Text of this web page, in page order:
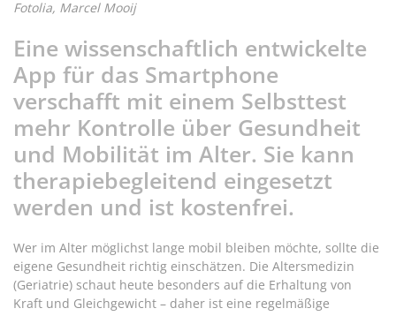
Fotolia, Marcel Mooij
Eine wissenschaftlich entwickelte
App für das Smartphone
verschafft mit einem Selbsttest
mehr Kontrolle über Gesundheit
und Mobilität im Alter. Sie kann
therapiebegleitend eingesetzt
werden und ist kostenfrei.
Wer im Alter möglichst lange mobil bleiben möchte, sollte die
eigene Gesundheit richtig einschätzen. Die Altersmedizin
(Geriatrie) schaut heute besonders auf die Erhaltung von
Kraft und Gleichgewicht – daher ist eine regelmäßige